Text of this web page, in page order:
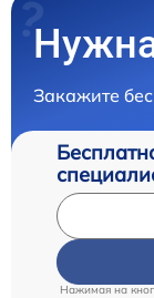
Закажите
Нажимая на